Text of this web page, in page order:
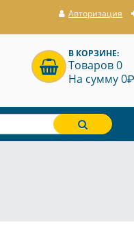
Авторизация
В КОРЗИНЕ:
Товаров 0
На сумму 0P